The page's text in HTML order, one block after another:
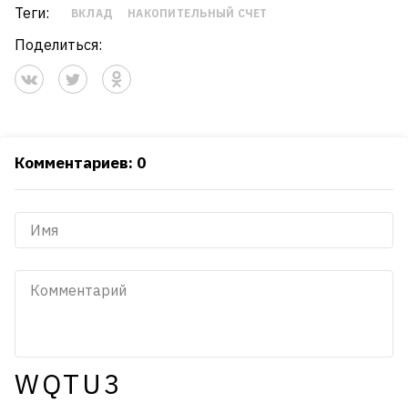
Теги: ВКЛАД НАКОПИТЕЛЬНЫЙ СЧЕТ
Поделиться:
Комментариев: 0
WQTU3